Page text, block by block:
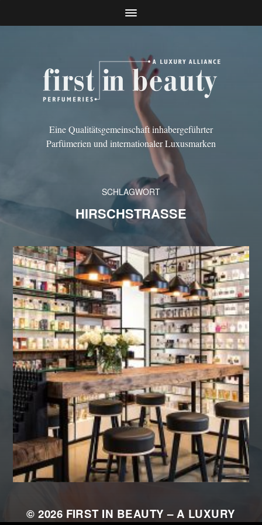
Eine Qualitätsgemeinschaft inhabergeführter
Parfümerien und internationaler Luxusmarken
SCHLAGWORT
HIRSCHSTRASSE
© 2026 FIRST IN BEAUTY – A LUXURY